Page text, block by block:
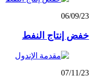
06/09/23
خفض إنتاج النفط
07/11/23